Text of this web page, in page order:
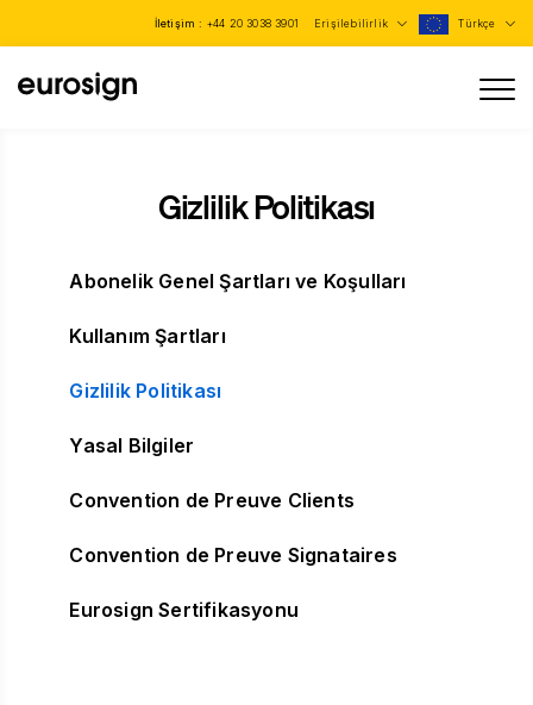
İletişim : +44 20 3038 3901 Erişilebilirlik Türkçe
Gizlilik Politikası
Abonelik Genel Şartları ve Koşulları
Kullanım Şartları
Gizlilik Politikası
Yasal Bilgiler
Convention de Preuve Clients
Convention de Preuve Signataires
Eurosign Sertifikasyonu